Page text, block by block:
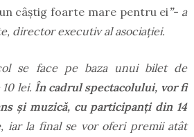
câştig foarte mare pentru ei”- a
director executiv al asociației.
se face pe baza unui bilet de
lei. În cadrul spectacolului, vor fi
și muzică, cu participanți din 14
, iar la final se vor oferi premii atât